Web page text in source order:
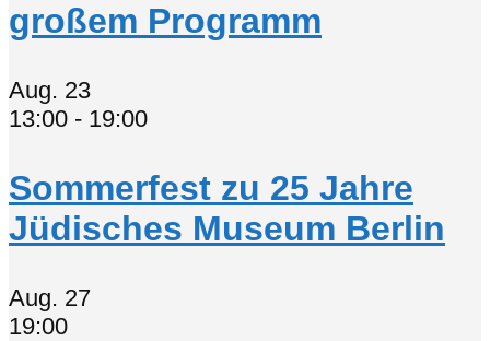
großem Programm
Aug. 23
13:00 - 19:00
Sommerfest zu 25 Jahre
Jüdisches Museum Berlin
Aug. 27
19:00